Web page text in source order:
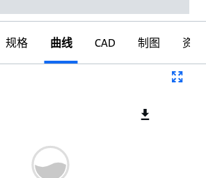
规格 曲线 CAD 制图 资料